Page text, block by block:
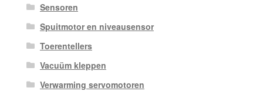
Sensoren
Spuitmotor en niveausensor
Toerentellers
Vacuüm kleppen
Verwarming servomotoren